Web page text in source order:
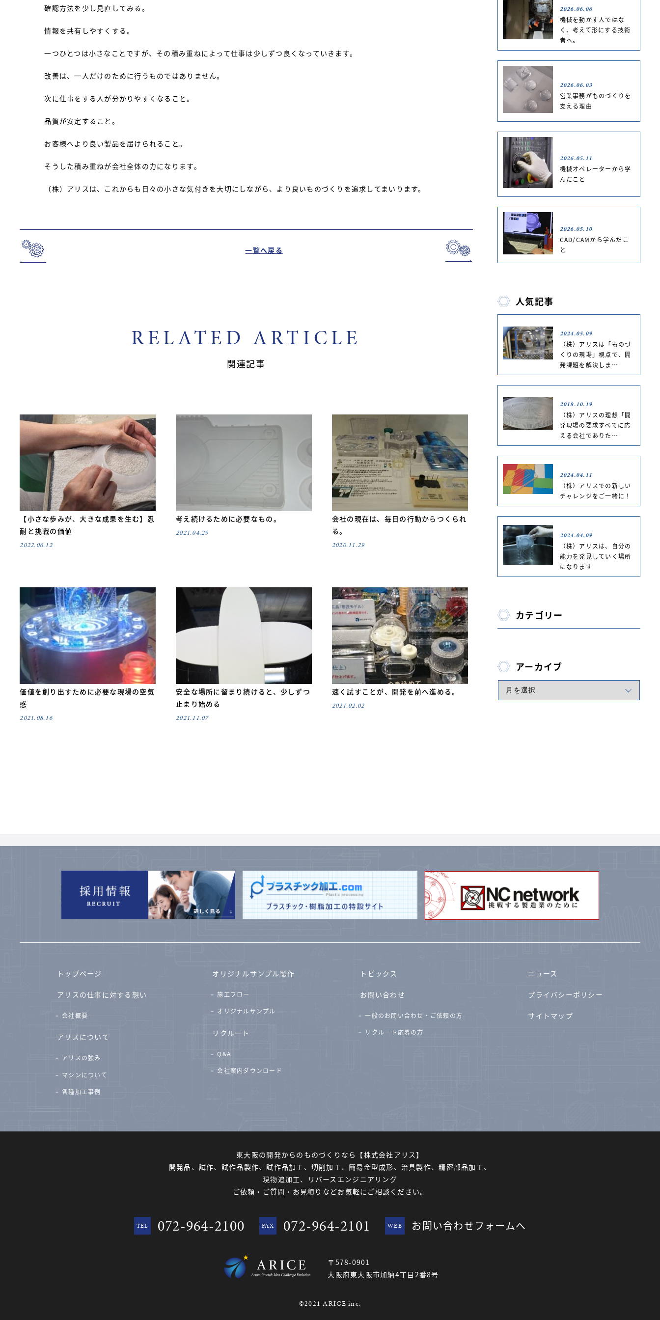
確認方法を少し見直してみる。
情報を共有しやすくする。
一つひとつは小さなことですが、その積み重ねによって仕事は少しずつ良くなっていきます。
改善は、一人だけのために行うものではありません。
次に仕事をする人が分かりやすくなること。
品質が安定すること。
お客様へより良い製品を届けられること。
そうした積み重ねが会社全体の力になります。
（株）アリスは、これからも日々の小さな気付きを大切にしながら、より良いものづくりを追求してまいります。
一覧へ戻る
RELATED ARTICLE
関連記事
【小さな歩みが、大きな成果を生む】忍
耐と挑戦の価値
2022.06.12
考え続けるために必要なもの。
2021.04.29
会社の現在は、毎日の行動からつくられ
る。
2020.11.29
価値を創り出すために必要な現場の空気
感
2021.08.16
安全な場所に留まり続けると、少しずつ
止まり始める
2021.11.07
速く試すことが、開発を前へ進める。
2021.02.02
2026.06.06
機械を動かす人ではな
く、考えて形にする技術
者へ。
2026.06.03
営業事務がものづくりを
支える理由
2026.05.11
機械オペレーターから学
んだこと
2026.05.10
CAD/CAMから学んだこ
と
人気記事
2024.05.09
（株）アリスは「ものづ
くりの現場」視点で、開
発課題を解決しま…
2018.10.19
（株）アリスの理想「開
発現場の要求すべてに応
える会社でありた…
2024.04.11
（株）アリスでの新しい
チャレンジをご一緒に！
2024.04.09
（株）アリスは、自分の
能力を発見していく場所
になります
カテゴリー
アーカイブ
トップページ
アリスの仕事に対する想い
会社概要
アリスについて
アリスの強み
マシンについて
各種加工事例
オリジナルサンプル製作
施工フロー
オリジナルサンプル
リクルート
Q&A
会社案内ダウンロード
トピックス
お問い合わせ
一般のお問い合わせ・ご依頼の方
リクルート応募の方
ニュース
プライバシーポリシー
サイトマップ
東大阪の開発からのものづくりなら 【株式会社アリス】
開発品、試作、試作品製作、試作品加工、切削加工、簡易金型成形、治具製作、精密部品加工、
現物追加工、リバースエンジニアリング
ご依頼・ご質問・お見積りなどお気軽にご相談ください。
TEL 072-964-2100 FAX 072-964-2101 WEB お問い合わせフォームへ
〒578-0901
大阪府東大阪市加納4丁目2番8号
©2021 ARICE inc.